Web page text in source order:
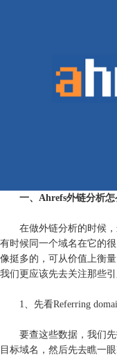
一、Ahrefs外链分析怎
在做外链分析的时候，
有时候同一个域名在它的
像挺多的，可从价值上衡
我们更应该先去关注那些
1、先看Referring
要查这些数据，我们先
目标域名，然后先去瞧一